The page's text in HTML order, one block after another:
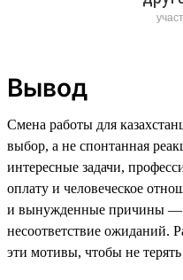
Вывод
Смена работы для
выбор, а не спонтанная
интересные задачи,
оплату и человеческое
и вынужденные причины —
несоответствие ожиданий.
эти мотивы, чтобы не